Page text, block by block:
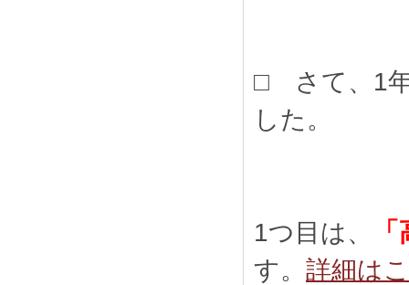
□ さて、1年
した。
1つ目は、
す。 詳細は